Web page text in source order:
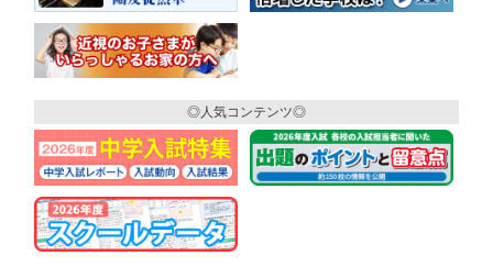
◎人気コンテンツ◎